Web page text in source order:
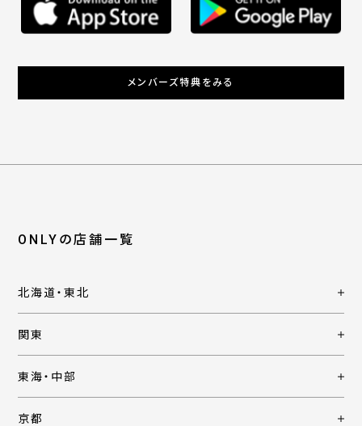
メンバーズ特典をみる
ONLYの店舗一覧
北海道・東北
関東
東海・中部
京都